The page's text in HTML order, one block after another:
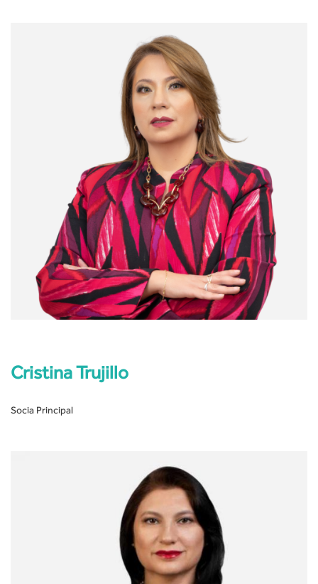
Cristina Trujillo
Socia Principal